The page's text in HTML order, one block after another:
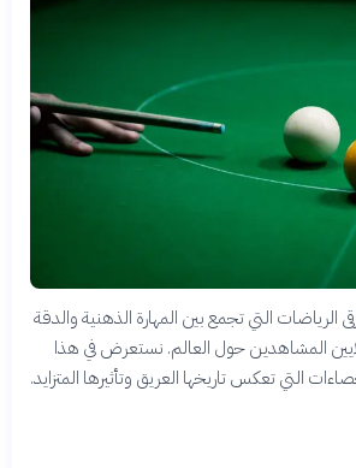
الرياضات التي تجمع بين المهارة الذهنية والدقة
المشاهدين حول العالم. نستعرض في هذا
التي تعكس تاريخها العريق وتأثيرها المتزايد.